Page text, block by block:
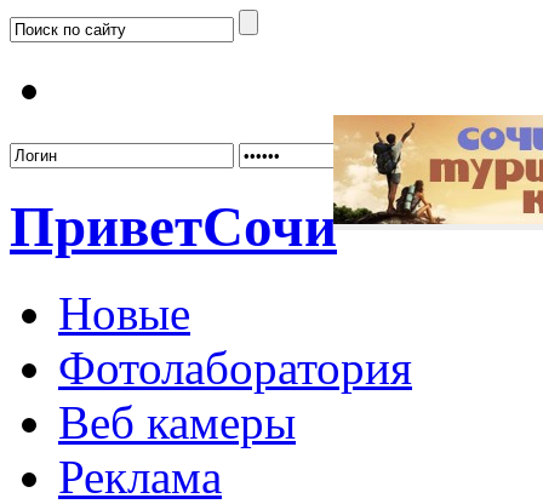
ПриветСочи
Новые
Фотолаборатория
Веб камеры
Реклама